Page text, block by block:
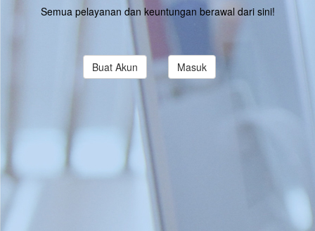
Semua pelayanan dan keuntungan berawal dari sini!
Buat Akun Masuk